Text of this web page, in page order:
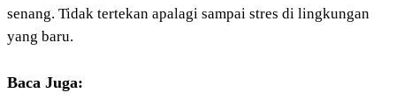
senang. Tidak tertekan apalagi sampai stres di lingkungan
yang baru.
Baca Juga: